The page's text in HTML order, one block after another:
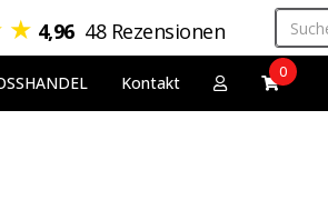
★ 4,96 48 Rezensionen
Kontakt
0